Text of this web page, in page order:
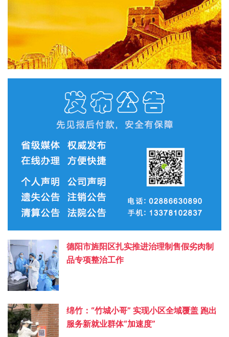
德阳市旌阳区扎实推进治理制售假劣肉制
品专项整治工作
绵竹：“竹城小哥” 实现小区全域覆盖 跑出
服务新就业群体“加速度”